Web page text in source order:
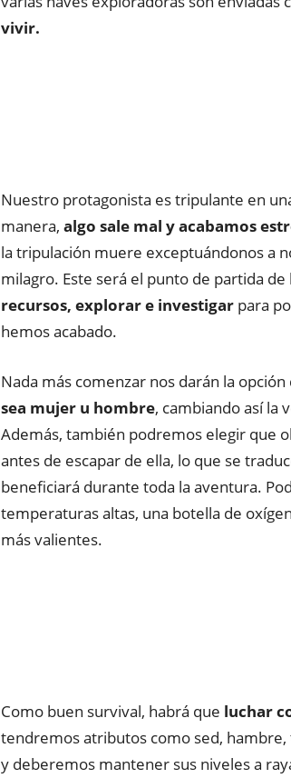
vivir.
Nuestro protagonista es tripulante en
manera, algo sale mal y acabamos
la tripulación muere exceptuándonos a
milagro. Este será el punto de partida
recursos, explorar e investigar para
hemos acabado.
Nada más comenzar nos darán la opción
sea mujer u hombre, cambiando así la
Además, también podremos elegir que
antes de escapar de ella, lo que se
beneficiará durante toda la aventura.
temperaturas altas, una botella de
más valientes.
Como buen survival, habrá que luchar
tendremos atributos como sed,
y deberemos mantener sus niveles a